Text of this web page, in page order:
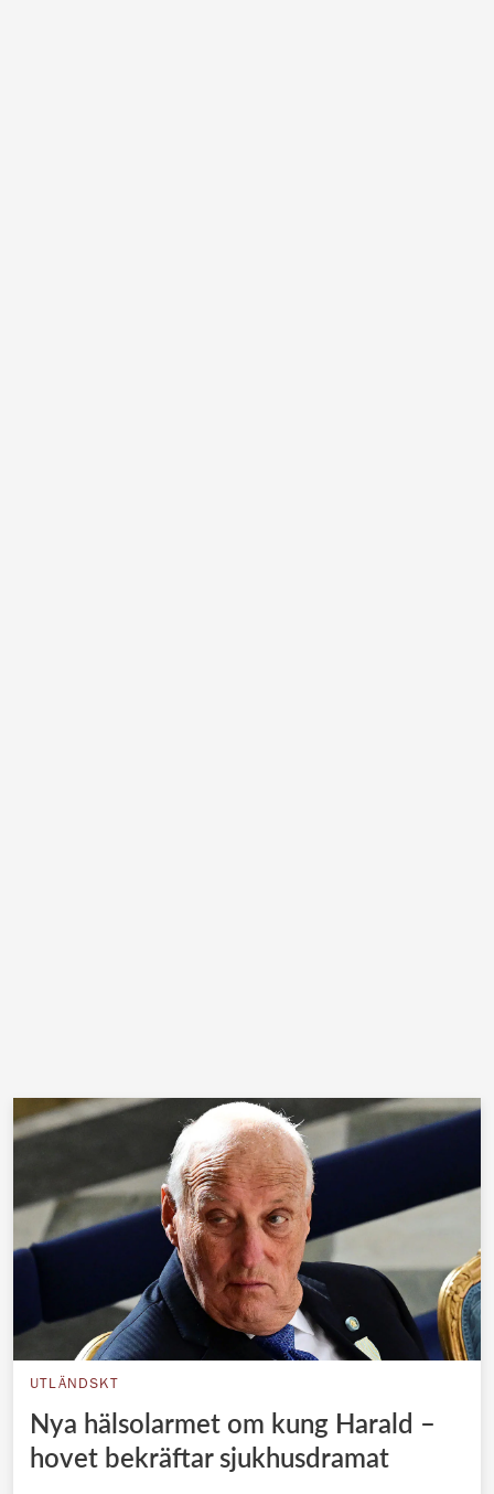
UTLÄNDSKT
Nya hälsolarmet om kung Harald –
hovet bekräftar sjukhusdramat